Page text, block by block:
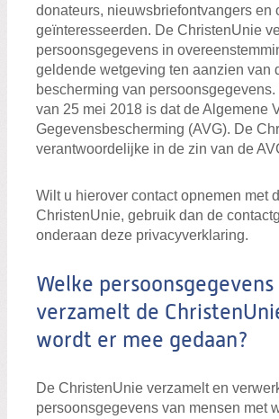
donateurs, nieuwsbriefontvangers en
geïnteresseerden. De ChristenUnie
persoonsgegevens in
geldende wetgeving ten aanzien van
bescherming van persoonsgegevens.
van 25 mei 2018 is dat de Algemene
Gegevensbescherming (AVG). De
verantwoordelijke in de zin van de
Wilt u hierover contact opnemen met
ChristenUnie, gebruik dan de
onderaan deze privacyverklaring.
Welke persoonsgegevens
verzamelt de
wordt er mee gedaan?
De ChristenUnie verzamelt en
persoonsgegevens van mensen met